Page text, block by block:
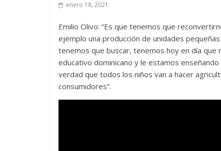
enero 18, 2021
Emilio Olivo: “Es que tenemos que
ejemplo una producción de unidades
tenemos que buscar, tenemos hoy en día que
educativo dominicano y le estamos
verdad que todos los niños van a hacer
consumidores”.